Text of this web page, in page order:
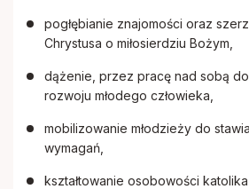
pogłębianie znajomości oraz
Chrystusa o miłosierdziu Bożym,
dążenie, przez pracę nad sobą
rozwoju młodego człowieka,
mobilizowanie młodzieży do
wymagań,
kształtowanie osobowości katolika